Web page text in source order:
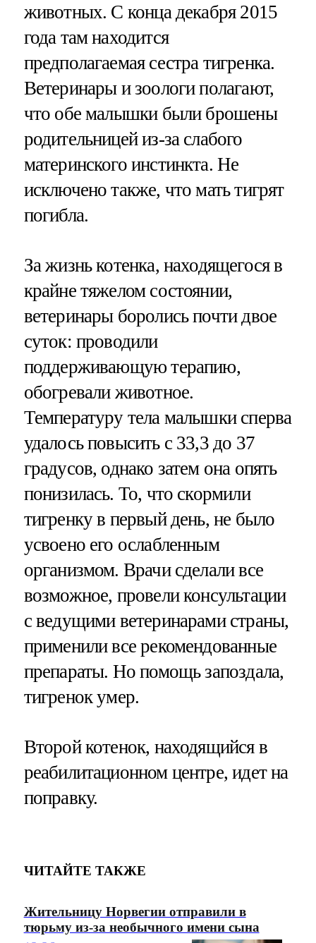
животных. С конца декабря 2015
года там находится
предполагаемая сестра тигренка.
Ветеринары и зоологи полагают,
что обе малышки были брошены
родительницей из-за слабого
материнского инстинкта. Не
исключено также, что мать тигрят
погибла.
За жизнь котенка, находящегося в
крайне тяжелом состоянии,
ветеринары боролись почти двое
суток: проводили
поддерживающую терапию,
обогревали животное.
Температуру тела малышки сперва
удалось повысить с 33,3 до 37
градусов, однако затем она опять
понизилась. То, что скормили
тигренку в первый день, не было
усвоено его ослабленным
организмом. Врачи сделали все
возможное, провели консультации
с ведущими ветеринарами страны,
применили все рекомендованные
препараты. Но помощь запоздала,
тигренок умер.
Второй котенок, находящийся в
реабилитационном центре, идет на
поправку.
ЧИТАЙТЕ ТАКЖЕ
Жительницу Норвегии отправили в
тюрьму из-за необычного имени сына